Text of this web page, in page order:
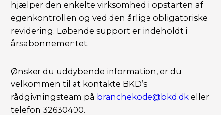
hjælper den enkelte virksomhed i opstarten af
egenkontrollen og ved den årlige obligatoriske
revidering. Løbende support er indeholdt i
årsabonnementet.
Ønsker du uddybende information, er du
velkommen til at kontakte BKD’s
rådgivningsteam på branchekode@bkd.dk eller
telefon 32630400.